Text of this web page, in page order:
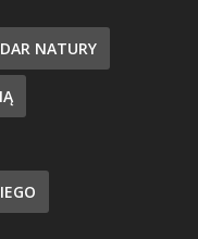
NATURY